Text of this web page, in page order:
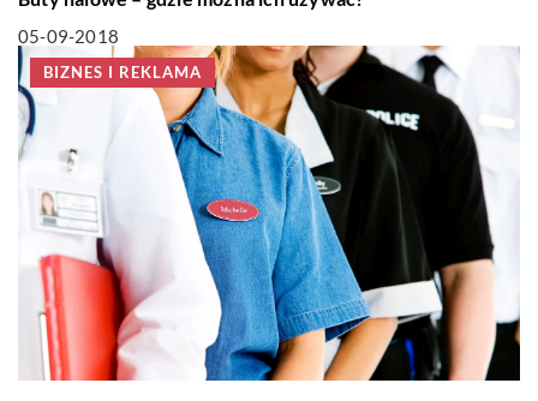
05-09-2018
BIZNES I REKLAMA